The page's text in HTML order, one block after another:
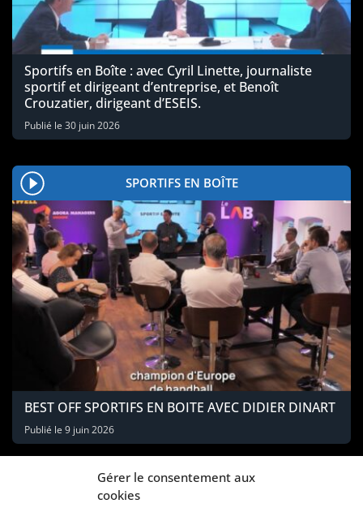
Gérer le consentement aux
cookies
Sportifs en Boîte : avec Cyril Linette, journaliste
sportif et dirigeant d’entreprise, et Benoît
Crouzatier, dirigeant d’ESEIS.
Publié le 30 juin 2026
SPORTIFS EN BOÎTE
BEST OFF SPORTIFS EN BOITE AVEC DIDIER DINART
Publié le 9 juin 2026